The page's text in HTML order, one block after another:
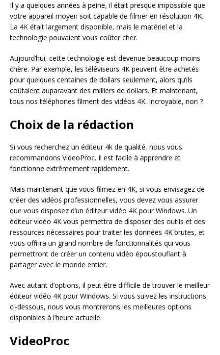
Il y a quelques années à peine, il était presque impossible que
votre appareil moyen soit capable de filmer en résolution 4K.
La 4K était largement disponible, mais le matériel et la
technologie pouvaient vous coûter cher.
Aujourd’hui, cette technologie est devenue beaucoup moins
chère. Par exemple, les téléviseurs 4K peuvent être achetés
pour quelques centaines de dollars seulement, alors qu’ils
coûtaient auparavant des milliers de dollars. Et maintenant,
tous nos téléphones filment des vidéos 4K. Incroyable, non ?
Choix de la rédaction
Si vous recherchez un éditeur 4k de qualité, nous vous
recommandons VideoProc. Il est facile à apprendre et
fonctionne extrêmement rapidement.
Mais maintenant que vous filmez en 4K, si vous envisagez de
créer des vidéos professionnelles, vous devez vous assurer
que vous disposez d’un éditeur vidéo 4K pour Windows. Un
éditeur vidéo 4K vous permettra de disposer des outils et des
ressources nécessaires pour traiter les données 4K brutes, et
vous offrira un grand nombre de fonctionnalités qui vous
permettront de créer un contenu vidéo époustouflant à
partager avec le monde entier.
Avec autant d’options, il peut être difficile de trouver le meilleur
éditeur vidéo 4K pour Windows. Si vous suivez les instructions
ci-dessous, nous vous montrerons les meilleures options
disponibles à l’heure actuelle.
VideoProc